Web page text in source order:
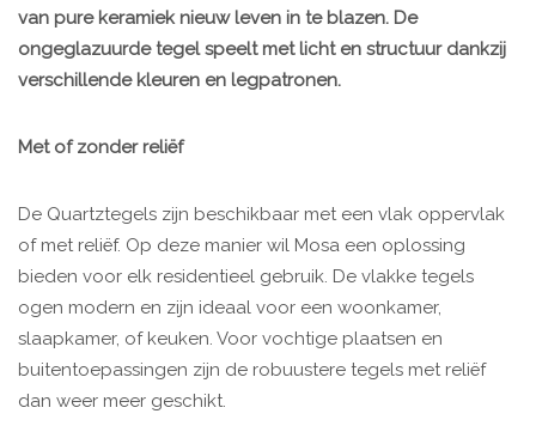
van pure keramiek nieuw leven in te blazen. De
ongeglazuurde tegel speelt met licht en structuur dankzij
verschillende kleuren en legpatronen.
Met of zonder reliëf
De Quartztegels zijn beschikbaar met een vlak oppervlak
of met reliëf. Op deze manier wil Mosa een oplossing
bieden voor elk residentieel gebruik. De vlakke tegels
ogen modern en zijn ideaal voor een woonkamer,
slaapkamer, of keuken. Voor vochtige plaatsen en
buitentoepassingen zijn de robuustere tegels met reliëf
dan weer meer geschikt.